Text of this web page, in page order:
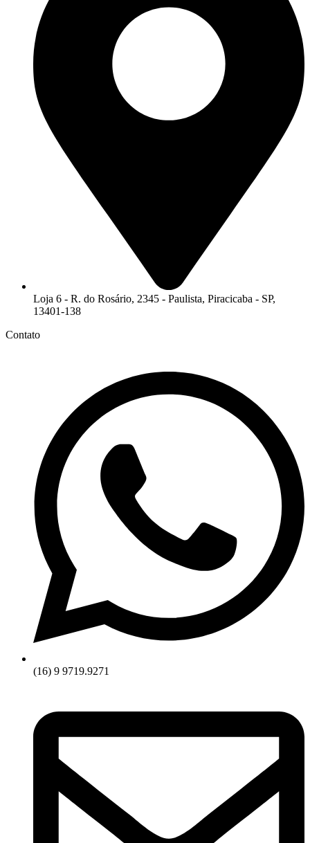
Loja 6 - R. do Rosário, 2345 - Paulista, Piracicaba - SP,
13401-138
Contato
(16) 9 9719.9271